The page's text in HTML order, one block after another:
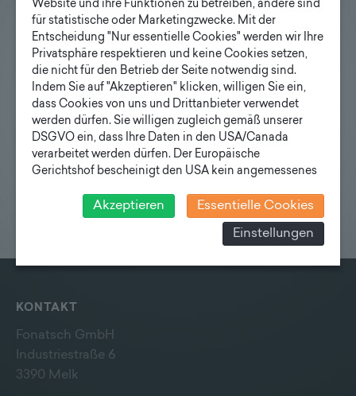
KONTAKT
Fonatsch GmbH
Industriestraße 6
3390 Melk
Website und ihre Funktionen zu betreiben, andere sind
für statistische oder Marketingzwecke. Mit der
Entscheidung "Nur essentielle Cookies" werden wir Ihre
Privatsphäre respektieren und keine Cookies setzen,
die nicht für den Betrieb der Seite notwendig sind.
Indem Sie auf "Akzeptieren" klicken, willigen Sie ein,
dass Cookies von uns und Drittanbieter verwendet
werden dürfen. Sie willigen zugleich gemäß unserer
DSGVO ein, dass Ihre Daten in den USA/Canada
verarbeitet werden dürfen. Der Europäische
Gerichtshof bescheinigt den USA kein angemessenes
Risiko, dass ihre Daten durch US-Behörden, zu
Kontroll- und zu Überwachungszwecken, verarbeitet
werden und dagegen keine wirksamen Rechtsbehelfe
Weitere Infomationen finden Sie hier:
Akzeptieren Essentielle Cookies
Einstellungen